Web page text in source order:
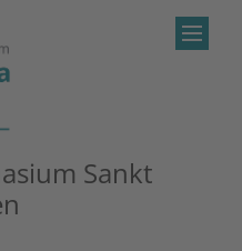
Sankt